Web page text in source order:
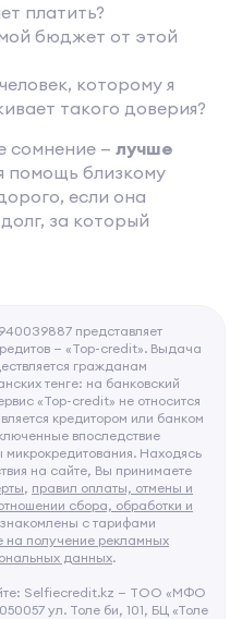
платить?
бюджет от этой
которому я
такого доверия?
сомнение — лучше
помощь близкому
если она
за который
представляет
— «Top-credit». Выдача
гражданам
тенге: на банковский
«Top-credit» не относится
кредитором или банком
впоследствие
Находясь
на сайте, Вы принимаете
, правил оплаты, отмены и
сбора, обработки и
с тарифами
на получение рекламных
данных.
Selfiecredit.kz — ТОО «МФО
ул. Толе би, 101, БЦ «Толе